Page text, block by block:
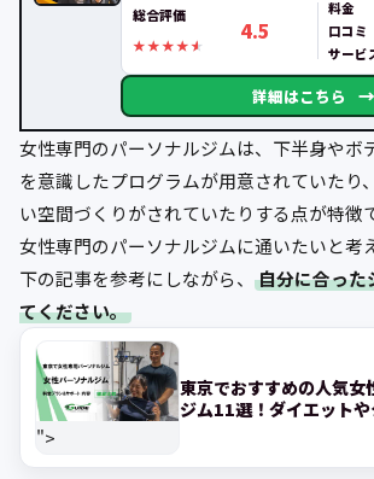
総合評価
4.5
料金
口コミ
サービ
詳細はこちら →
女性専門のパーソナルジムは、下半身やボ
を意識したプログラムが用意されていたり
い空間づくりがされていたりする点が特徴
女性専門のパーソナルジムに通いたいと考
下の記事を参考にしながら、
自分に合った
てください。
">
東京でおすすめの人気女
ジム11選！ダイエット